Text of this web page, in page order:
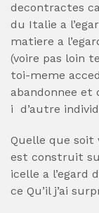
decontractes
du Italie a
matiere a
(voire pas loin
toi-meme
abandonnee et
i d’autre
Quelle que soit
est construit
icelle a l’egard
ce Qu’il j’ai